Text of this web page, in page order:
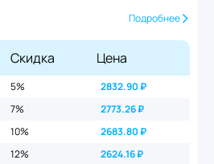
Подробнее
Скидка Цена
5% 2832.90₽
7% 2773.26₽
10% 2683.80₽
12% 2624.16₽